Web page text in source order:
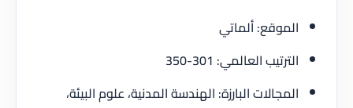
الموقع: ألماتي
الترتيب العالمي: 301-350
المجالات البارزة: الهندسة المدنية، علوم البيئة،